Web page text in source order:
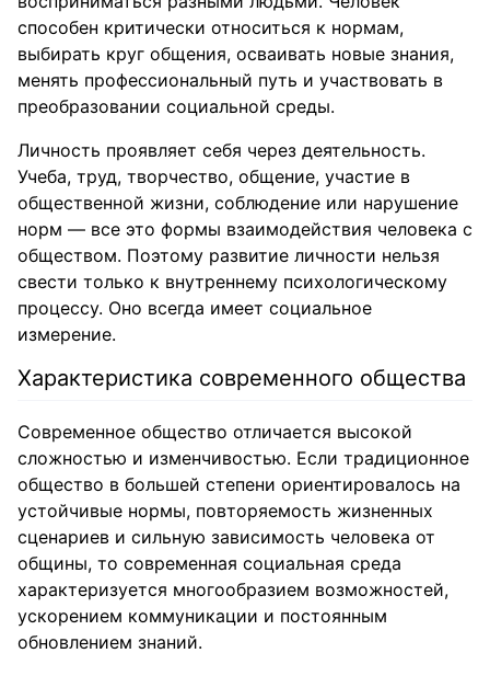
способен критически относиться к нормам,
выбирать круг общения, осваивать новые знания,
менять профессиональный путь и участвовать в
преобразовании социальной среды.
Личность проявляет себя через деятельность.
Учеба, труд, творчество, общение, участие в
общественной жизни, соблюдение или нарушение
норм — все это формы взаимодействия человека с
обществом. Поэтому развитие личности нельзя
свести только к внутреннему психологическому
процессу. Оно всегда имеет социальное
измерение.
Характеристика современного общества
Современное общество отличается высокой
сложностью и изменчивостью. Если традиционное
общество в большей степени ориентировалось на
устойчивые нормы, повторяемость жизненных
сценариев и сильную зависимость человека от
общины, то современная социальная среда
характеризуется многообразием возможностей,
ускорением коммуникации и постоянным
обновлением знаний.